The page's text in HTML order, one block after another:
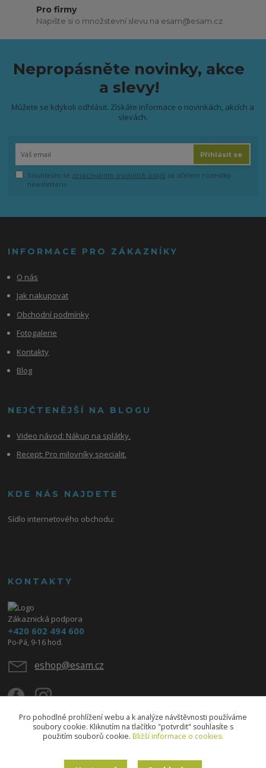
Pro firmy
Napište si o množstevní slevu na esam@esam.cz
Nepropásněte novinky, akce
a slevy!
Můžete se kdykoli odhlásit. Získáte informace o novinkách, akcích a
slevách.
Přihlásit se
Souhlasím se zpracováním osobních údajů za účelem rozesílky
newsletteru.
INFORMACE PRO ZÁKAZNÍKY
O nás
Jak nakupovat
Obchodní podmínky
Fotogalerie
Kontakty
Blog
NEJČTENĚJŠÍ NA BLOGU
Video návod: Nákup na splátky.
Recept: Pro milovníky specialit.
KDE NÁS NAJDETE
Sídlo internetového obchodu:
KONTAKTY
Zákaznická podpora
+420 602 494 600
Po-Pá, 9-16 hod.
eshop@esam.cz
Pro pohodlné prohlížení webu a k analýze návštěvnosti používáme
soubory cookie. Kliknutím na tlačítko "potvrdit" souhlasíte s
použitím souborů cookie. Bližší informace o cookies.